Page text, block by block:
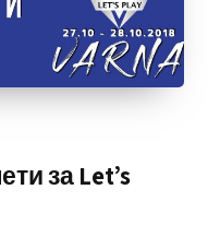
за Let’s